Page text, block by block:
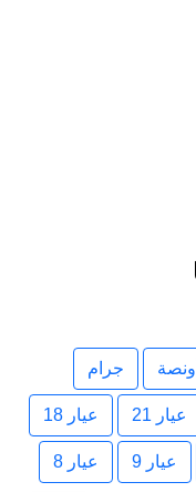
أونصة جرام
عيار 21 عيار 18
عيار 9 عيار 8